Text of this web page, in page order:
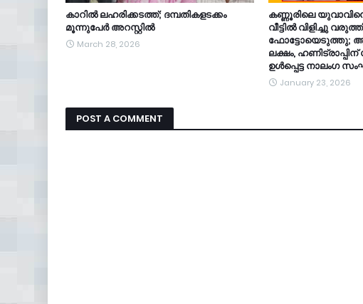
കാറിൽ ലഹരിക്കടത്ത്; ദമ്പതികളടക്കം
മൂന്നുപേർ അറസ്റ്റിൽ
March 28, 2026
കണ്ണൂരിലെ
വീട്ടിൽ വിളിച്ചു
ഫോട്ടോയെടുത്തു;
ലക്ഷം, ഹണിട്രാപ്പിന്
ഉൾപ്പെട്ട നാലംഗ
January 23, 2026
POST A COMMENT